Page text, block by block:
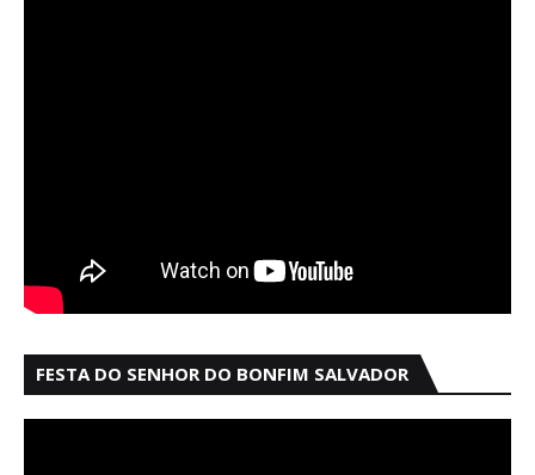
FESTA DO SENHOR DO BONFIM SALVADOR